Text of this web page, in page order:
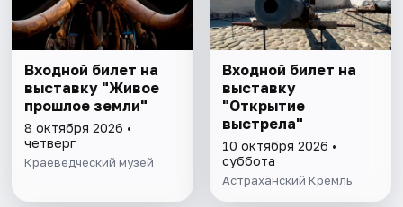
Входной билет на
выставку "Живое
прошлое земли"
8 октября 2026 •
четверг
Краеведческий музей
Входной билет на
выставку
"Открытие
выстрела"
10 октября 2026 •
суббота
Астраханский Кремль